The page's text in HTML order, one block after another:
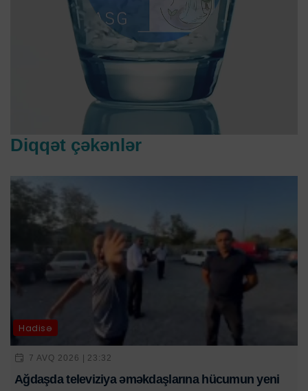
Diqqət çəkənlər
Hadisə
7 AVQ 2026 | 23:32
Ağdaşda televiziya əməkdaşlarına hücumun yeni